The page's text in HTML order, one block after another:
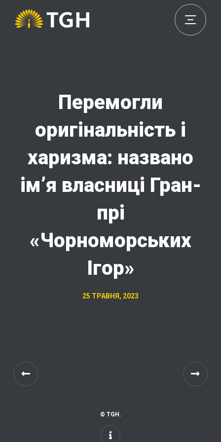
Перемогли
оригінальність і
харизма: названо
ім’я власниці Гран-
прі
«Чорноморських
Ігор»
25 ТРАВНЯ, 2023
© TGH.